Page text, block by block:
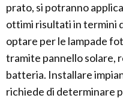
prato, si potranno
ottimi risultati in termini
optare per le lampade
tramite pannello solare,
batteria. Installare
richiede di determinare